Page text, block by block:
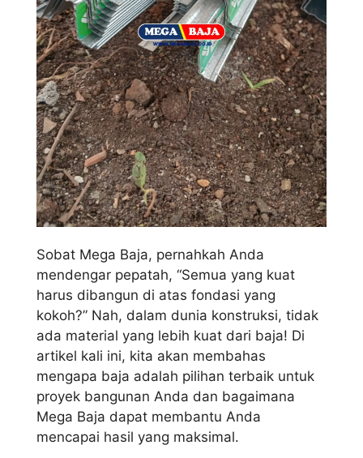
Sobat Mega Baja, pernahkah Anda
mendengar pepatah, “Semua yang kuat
harus dibangun di atas fondasi yang
kokoh?” Nah, dalam dunia konstruksi, tidak
ada material yang lebih kuat dari baja! Di
artikel kali ini, kita akan membahas
mengapa baja adalah pilihan terbaik untuk
proyek bangunan Anda dan bagaimana
Mega Baja dapat membantu Anda
mencapai hasil yang maksimal.